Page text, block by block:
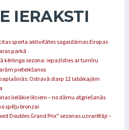
IERAKSTI
sporta aktivitātes sagaidāmas Eiropas
parkā
kērlinga sezona: iepazīsties ar turnīru
pieteikšanos
Ostravā starp 12 labākajām
lielākie lēcieni – no dāmu atgriešanās
spēļu bronzai
Doubles Grand Prix” sezonas uzvarētāji –